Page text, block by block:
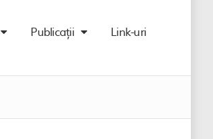
Publicații Link-uri